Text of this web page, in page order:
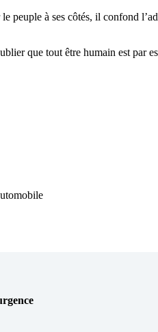
peuple à ses côtés, il confond
que tout être humain est par